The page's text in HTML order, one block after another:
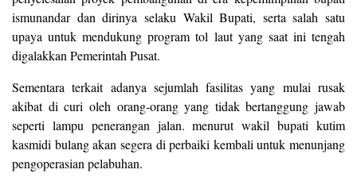
ismunandar dan dirinya selaku Wakil Bupati, serta salah satu
upaya untuk mendukung program tol laut yang saat ini tengah
digalakkan Pemerintah Pusat.
Sementara terkait adanya sejumlah fasilitas yang mulai rusak
akibat di curi oleh orang-orang yang tidak bertanggung jawab
seperti lampu penerangan jalan. menurut wakil bupati kutim
kasmidi bulang akan segera di perbaiki kembali untuk menunjang
pengoperasian pelabuhan.